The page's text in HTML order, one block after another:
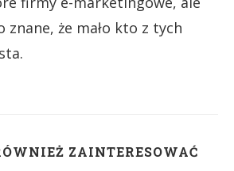
znane, że mało kto z tych
ZAINTERESOWAĆ